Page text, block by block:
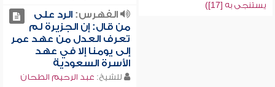
يستنجى به [17])
الفهرس:الرد على
من قال: إن الجزيرة لم
تعرف العدل من عهد عمر
إلى يومنا إلا في عهد
الأسرة السعودية
للشيخ: عبد الرحيم الطحان